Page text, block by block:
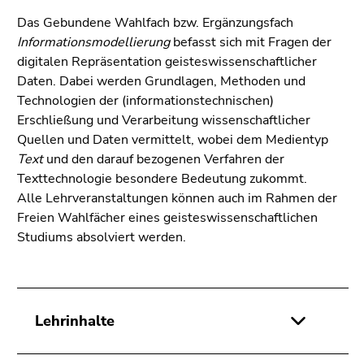
Sie diesen
Link.
Zum
Inhalt
(Zugriffstaste
1)
Zur
Positionsanzeige
(Zugriffstaste
2)
Zur
3)
Zur
Unternavigation
(Zugriffstaste
Das Gebundene Wahlfach bzw. Ergänzungsfach
Informationsmodellierungbefasst sich mit Fragen der
digitalen Repräsentation geisteswissenschaftlicher
Daten. Dabei werden Grundlagen, Methoden und
Technologien der (informationstechnischen)
Erschließung und Verarbeitung wissenschaftlicher
Quellen und Daten vermittelt, wobei dem Medientyp
Textund den darauf bezogenen Verfahren der
Texttechnologie besondere Bedeutung zukommt.
Alle Lehrveranstaltungen können auch im Rahmen der
Freien Wahlfächer eines geisteswissenschaftlichen
Studiums absolviert werden.
Lehrinhalte